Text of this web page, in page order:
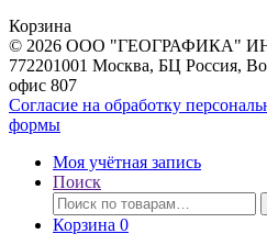
Корзина
© 2026 ООО "ГЕОГРАФИКА"
772201001 Москва, БЦ Россия,
офис 807
Согласие на обработку
формы
Моя учётная запись
Поиск
Искать:
Корзина 0